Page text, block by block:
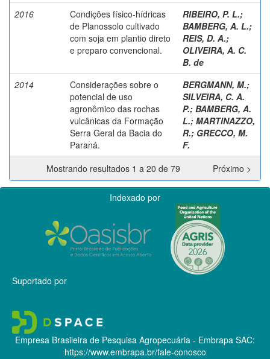
2016
Condições físico-hídricas
de Planossolo cultivado
com soja em plantio direto
e preparo convencional.
RIBEIRO, P. L.;
BAMBERG, A. L.;
REIS, D. A.;
OLIVEIRA, A. C.
B. de
2014
Considerações sobre o
potencial de uso
agronômico das rochas
vulcânicas da Formação
Serra Geral da Bacia do
Paraná.
BERGMANN, M.;
SILVEIRA, C. A.
P.; BAMBERG, A.
L.; MARTINAZZO,
R.; GRECCO, M.
F.
Mostrando resultados 1 a 20 de 79
Próximo >
Indexado por
Suportado por
Empresa Brasileira de Pesquisa Agropecuária - Embrapa SAC:
https://www.embrapa.br/fale-conosco